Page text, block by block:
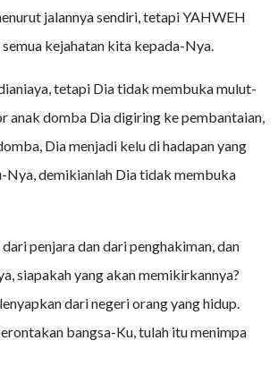
jalannya sendiri, tetapi YAHWEH
kejahatan kita kepada-Nya.
tetapi Dia tidak membuka mulut-
anak domba Dia digiring ke pembantaian,
Dia menjadi kelu di hadapan yang
Nya, demikianlah Dia tidak membuka
penjara dan dari penghakiman, dan
siapakah yang akan memikirkannya?
dari negeri orang yang hidup.
bangsa-Ku, tulah itu menimpa